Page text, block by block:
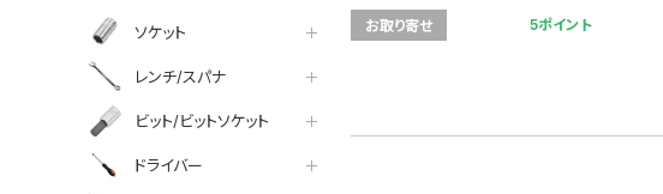
ソケット
レンチ/スパナ
ビット/ビットソケット
ドライバー
お取り寄せ 5ポイント